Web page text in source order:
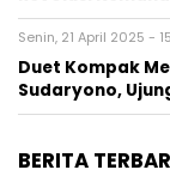
Senin, 21 April 2025 -
Duet Kompak
Sudaryono,
BERITA